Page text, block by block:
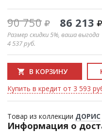
90 750 86 213
Размер скидки 5%, ваша выгода
4 537руб.
В КОРЗИНУ
Купить в кредит от 3 593
Товар из коллекции ДОРИС
Информация о